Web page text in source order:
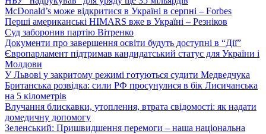
McDonald’s може відкритися в Україні в серпні – Forbes
Перші американські HIMARS вже в Україні – Резніков
Суд заборонив партію Вітренко
Документи про завершення освіти будуть доступні в “Дії”
Європарламент підтримав кандидатський статус для України і
Молдови
У Львові у закритому режимі готуються судити Медведчука
Британська розвідка: сили РФ просунулися в бік Лисичанська
на 5 кілометрів
Влучання блискавки, утоплення, втрата свідомості: як надати
домедичну допомогу
Зеленський: Пришвидшення перемоги – наша національна